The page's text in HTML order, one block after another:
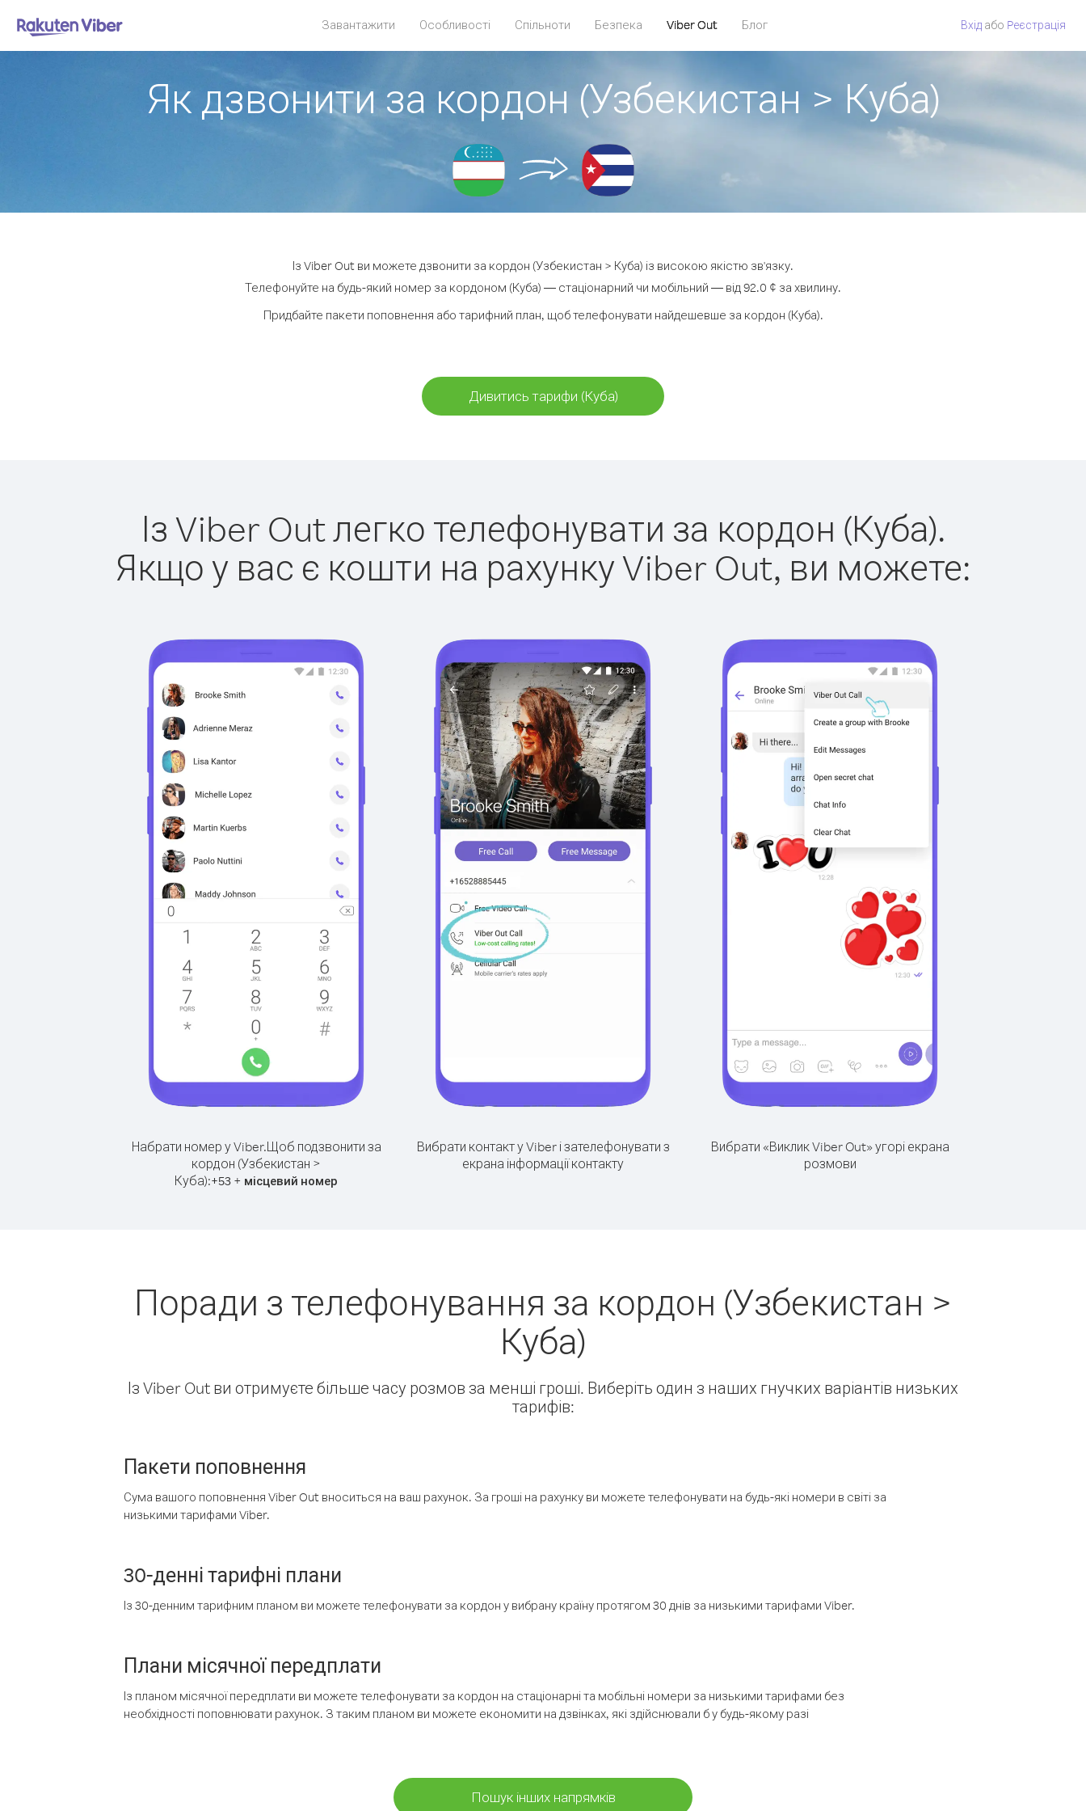
Завантажити Особливості Спільноти Безпека Viber Out Блог Вхід або Pеєстрація
Як дзвонити за кордон (Узбекистан > Куба)
Із Viber Out ви можете дзвонити за кордон (Узбекистан > Куба) із високою якістю зв'язку.
Телефонуйте на будь-який номер за кордоном (Куба) — стаціонарний чи мобільний — від 92.0 ¢ за хвилину.
Придбайте пакети поповнення або тарифний план, щоб телефонувати найдешевше за кордон (Куба).
Дивитись тарифи (Куба)
Із Viber Out легко телефонувати за кордон (Куба).
Якщо у вас є кошти на рахунку Viber Out, ви можете:
Набрати номер у Viber.Щоб подзвонити за
кордон (Узбекистан >
Куба):+53 + місцевий номер
Вибрати контакт у Viber і зателефонувати з
екрана інформації контакту
Вибрати «Виклик Viber Out» угорі екрана
розмови
Поради з телефонування за кордон (Узбекистан >
Куба)
Із Viber Out ви отримуєте більше часу розмов за менші гроші. Виберіть один з наших гнучких варіантів низьких
тарифів:
Пакети поповнення
Сума вашого поповнення Viber Out вноситься на ваш рахунок. За гроші на рахунку ви можете телефонувати на будь-які номери в світі за
низькими тарифами Viber.
30-денні тарифні плани
Із 30-денним тарифним планом ви можете телефонувати за кордон у вибрану країну протягом 30 днів за низькими тарифами Viber.
Плани місячної передплати
Із планом місячної передплати ви можете телефонувати за кордон на стаціонарні та мобільні номери за низькими тарифами без
необхідності поповнювати рахунок. З таким планом ви можете економити на дзвінках, які здійснювали б у будь-якому разі
Пошук інших напрямків